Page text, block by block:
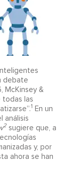
debate
McKinsey &
todas las
1
En un
análisis
2sugiere que, a
y, por
ahora se han